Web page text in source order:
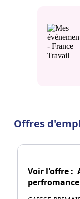
Offres
Voir l'offre :